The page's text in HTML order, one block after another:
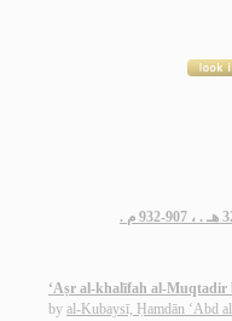
‘Aṣr al-khalīfah al-Muqtadir
by al-Kubaysī, Ḥamdān ‘Abd